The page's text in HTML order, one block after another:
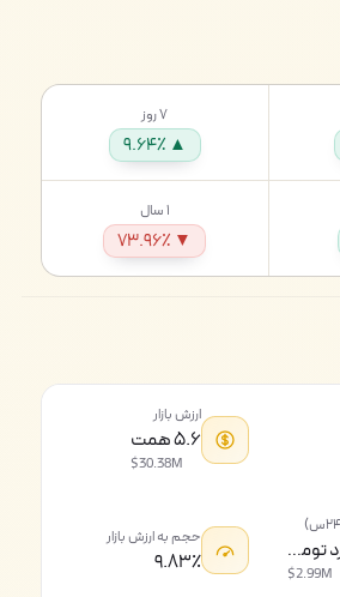
۷ روز
▲ ۹.۶۴٪
۱ سال
▼ ۷۳.۹۶٪
ارزش بازار
۵.۶ همت
$30.38M
۵۵۴.۹ میلیارد تومان
$2.99M
حجم به ارزش بازار
۹.۸۳٪